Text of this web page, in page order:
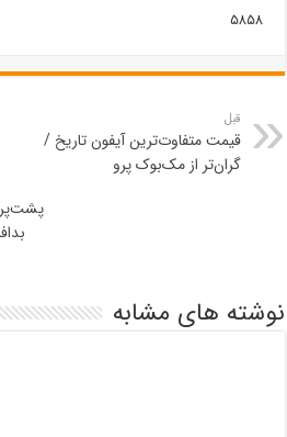
۵۸۵۸
قبل
قیمت متفاوت‌ترین آیفون تاریخ /
گران‌تر از مک‌بوک پرو
نوشته های مشابه